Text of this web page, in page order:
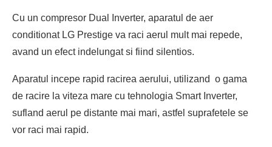
Cu un compresor Dual Inverter, aparatul de aer
conditionat LG Prestige va raci aerul mult mai repede,
avand un efect indelungat si fiind silentios.
Aparatul incepe rapid racirea aerului, utilizand o gama
de racire la viteza mare cu tehnologia Smart Inverter,
sufland aerul pe distante mai mari, astfel suprafetele se
vor raci mai rapid.